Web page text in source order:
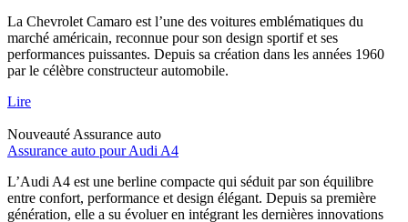
La Chevrolet Camaro est l’une des voitures emblématiques du
marché américain, reconnue pour son design sportif et ses
performances puissantes. Depuis sa création dans les années 1960
par le célèbre constructeur automobile.
Lire
Nouveauté Assurance auto
Assurance auto pour Audi A4
L’Audi A4 est une berline compacte qui séduit par son équilibre
entre confort, performance et design élégant. Depuis sa première
génération, elle a su évoluer en intégrant les dernières innovations